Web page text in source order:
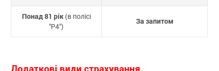
Понад 81 рік(в полісі
"P4")
За запитом
Додаткові види страхування